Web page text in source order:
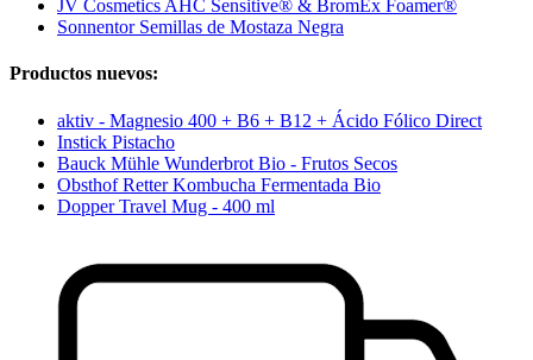
JV Cosmetics AHC Sensitive® & BromEx Foamer®
Sonnentor Semillas de Mostaza Negra
Productos nuevos:
aktiv - Magnesio 400 + B6 + B12 + Ácido Fólico Direct
Instick Pistacho
Bauck Mühle Wunderbrot Bio - Frutos Secos
Obsthof Retter Kombucha Fermentada Bio
Dopper Travel Mug - 400 ml